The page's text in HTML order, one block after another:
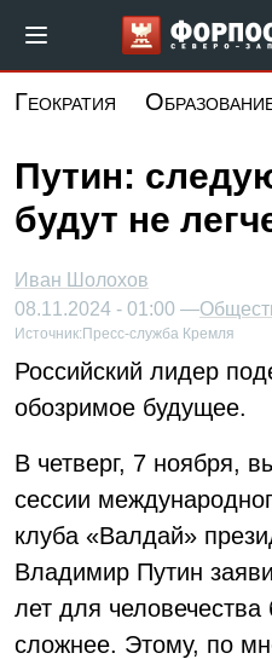
основному
Геократия
Путин:
будут не
Иван Шолохов
08.11.2024 - 01:00 —
Источник: Пресс-служба Кремля
Российский лидер
обозримое будущее.
В четверг, 7 ноября,
сессии
клуба «Валдай»
Владимир Путин
лет для человечества
сложнее. Этому, по